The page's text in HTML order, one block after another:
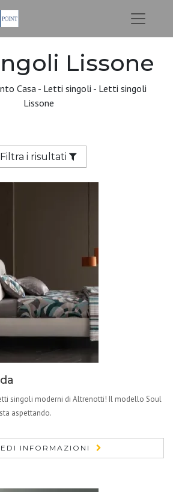
Lissone
Casa - Letti singoli - Letti singoli
Lissone
Filtra i risultati
singoli moderni di Altrenotti! Il modello Soul
aspettando.
INFORMAZIONI